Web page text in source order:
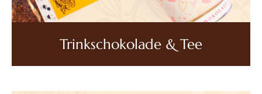
Trinkschokolade & Tee